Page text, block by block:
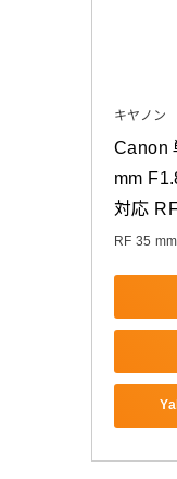
キヤノン
Canon
mm
対応
RF 35 mm